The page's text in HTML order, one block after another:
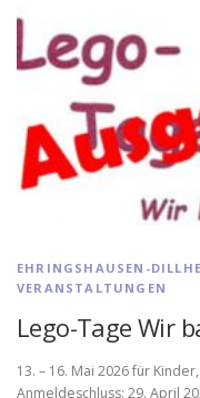
EHRINGSHAUSEN-
VERANSTALTUNGEN
Lego-Tage Wir
13. – 16. Mai 2026 für
Anmeldeschluss: 29. April